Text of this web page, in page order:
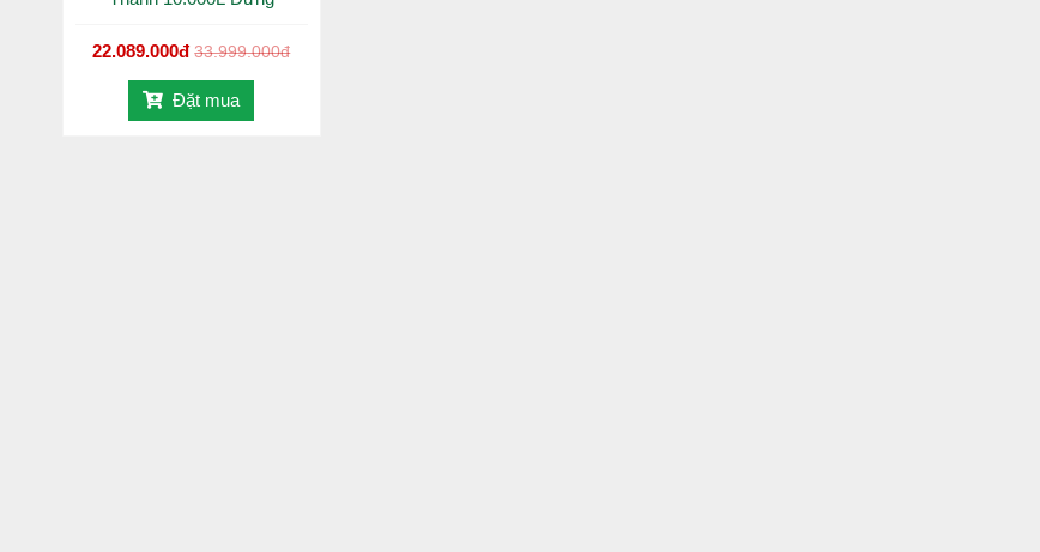
22.089.000đ 33.999.000đ
Đặt mua